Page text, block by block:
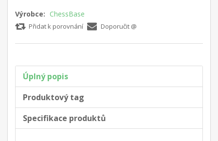
Výrobce: ChessBase
Přidat k porovnání Doporučit @
Úplný popis
Produktový tag
Specifikace produktů